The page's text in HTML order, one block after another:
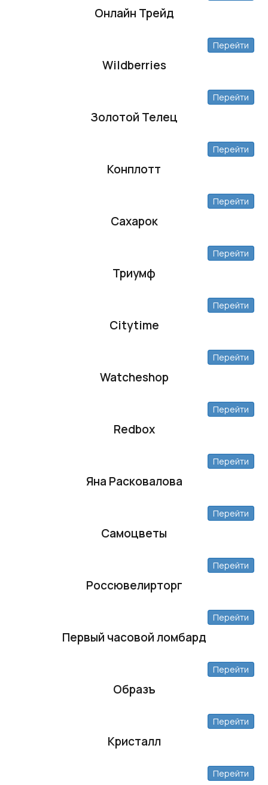
Онлайн Трейд
Wildberries
Перейти
Золотой Телец
Перейти
Конплотт
Перейти
Сахарок
Перейти
Триумф
Перейти
Citytime
Перейти
Watcheshop
Перейти
Redbox
Перейти
Яна Расковалова
Перейти
Самоцветы
Перейти
Россювелирторг
Перейти
Первый часовой ломбард
Перейти
Образъ
Перейти
Кристалл
Перейти
Перейти